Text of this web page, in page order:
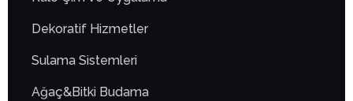
Dekoratif Hizmetler
Sulama Sistemleri
Ağaç&Bitki Budama